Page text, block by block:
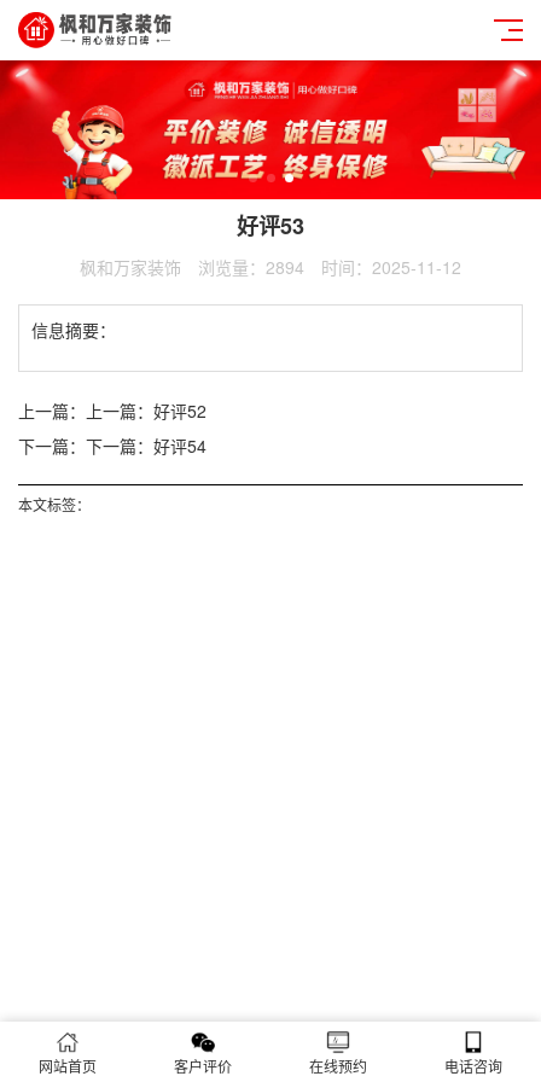
好评53
枫和万家装饰 浏览量：2894 时间：2025-11-12
信息摘要：
上一篇：
上一篇：好评52
下一篇： 下一篇：好评54
本文标签：
网站首页 客户评价 在线预约 电话咨询